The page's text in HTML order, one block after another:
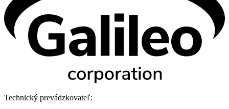
Technický prevádzkovateľ: